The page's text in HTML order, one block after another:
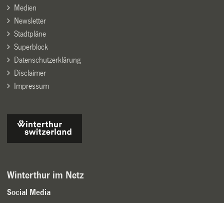
Medien
Newsletter
Stadtpläne
Superblock
Datenschutzerklärung
Disclaimer
Impressum
Winterthur im Netz
Social Media